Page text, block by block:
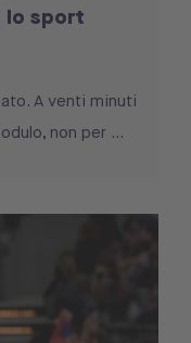
lo sport
A venti minuti
non per ...